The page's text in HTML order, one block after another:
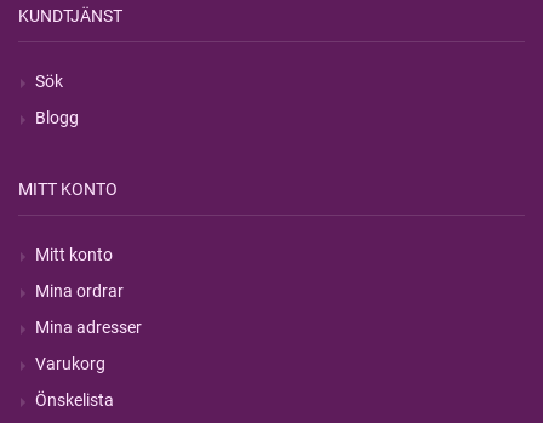
KUNDTJÄNST
Sök
Blogg
MITT KONTO
Mitt konto
Mina ordrar
Mina adresser
Varukorg
Önskelista